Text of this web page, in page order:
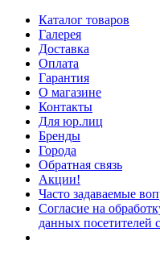
Каталог товаров
Галерея
Доставка
Оплата
Гарантия
О магазине
Контакты
Для юр.лиц
Бренды
Города
Обратная связь
Акции!
Часто задаваемые
Согласие на
данных посетителей